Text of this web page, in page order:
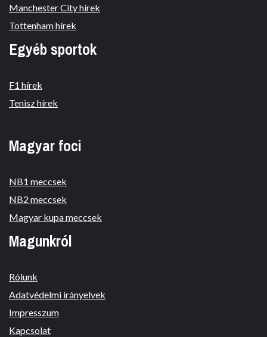
Manchester City hírek
Tottenham hírek
Egyéb sportok
F1 hírek
Tenisz hírek
Magyar foci
NB1 meccsek
NB2 meccsek
Magyar kupa meccsek
Magunkról
Rólunk
Adatvédelmi irányelvek
Impresszum
Kapcsolat